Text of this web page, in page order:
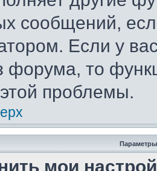
сообщений,
Если у
форума, то
проблемы.
Параметры
мои